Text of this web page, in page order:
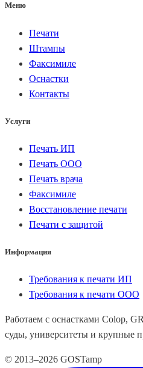
Меню
Печати
Штампы
Факсимиле
Оснастки
Контакты
Услуги
Печать ИП
Печать ООО
Печать врача
Факсимиле
Восстановление печати
Печати с защитой
Информация
Требования к печати ИП
Требования к печати ООО
Работаем с оснастками Colop,
суды, университеты и крупные
© 2013–2026 GOSTamp